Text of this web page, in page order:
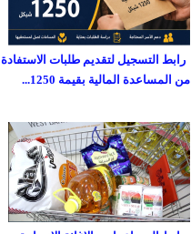
رابط التسجيل لتقديم طلبات الاستفادة
من المساعدة المالية بقيمة 1250...